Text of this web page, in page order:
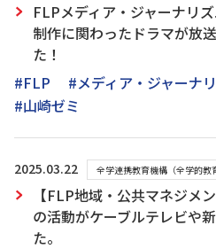
FLPメディア・ジャーナリ
制作に関わったドラマが放
た！
#FLP
#メディア・ジャーナ
#山崎ゼミ
2025.03.22 全学連携教育機構（全学的教
【FLP地域・公共マネジメ
の活動がケーブルテレビや
た。